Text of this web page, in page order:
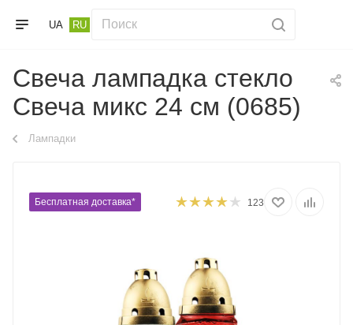
UA RU
Свеча лампадка стекло
Свеча микс 24 см (0685)
Лампадки
Бесплатная доставка* 123